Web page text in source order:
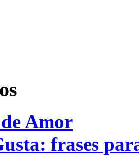
Amor
frases